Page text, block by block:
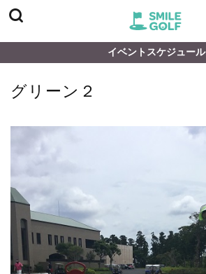
イベントスケジュール
グリーン２